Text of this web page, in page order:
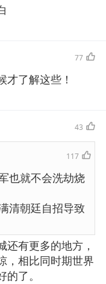
77
才了解这些！
43
117
也就不会洗劫烧
清朝廷自招导致
有更多的地方，
，相比同时期世界
了。